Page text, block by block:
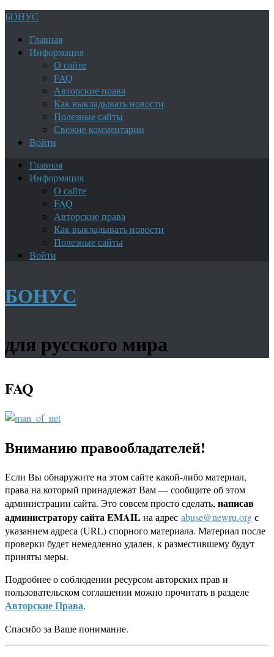
БОНУС
Главная
Информация
О сайте
FAQ
Авторские права
Как выкладывать новости
Полезные сайты
Свежие комментарии
Войти
Главная
Информация
О сайте
FAQ
Авторские права
Как выкладывать новости
Полезные сайты
Войти
БОНУС
для русского мира
FAQ
Вниманию правообладателей!
Если Вы обнаружите на этом сайте какой-либо материал,
права на который принадлежат Вам — сообщите об этом
администрации сайта. Это совсем просто сделать, написав
администратору сайта EMAILна адрес abuse@newru.orgс
указанием адреса (URL) спорного материала. Материал после
проверки будет немедленно удален, к разместившему будут
приняты меры.
Подробнее о соблюдении ресурсом авторских прав и
пользовательском соглашении можно прочитать в разделе
Авторские Права.
Спасибо за Ваше понимание.